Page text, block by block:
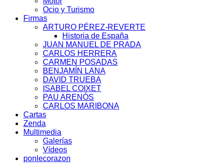
Ocio y Turismo
Firmas
ARTURO PÉREZ-REVERTE
Historia de España
JUAN MANUEL DE PRADA
CARLOS HERRERA
CARMEN POSADAS
BENJAMÍN LANA
DAVID TRUEBA
ISABEL COIXET
PAU ARENÓS
CARLOS MARIBONA
Cartas
Zenda
Multimedia
Galerías
Vídeos
ponlecorazon